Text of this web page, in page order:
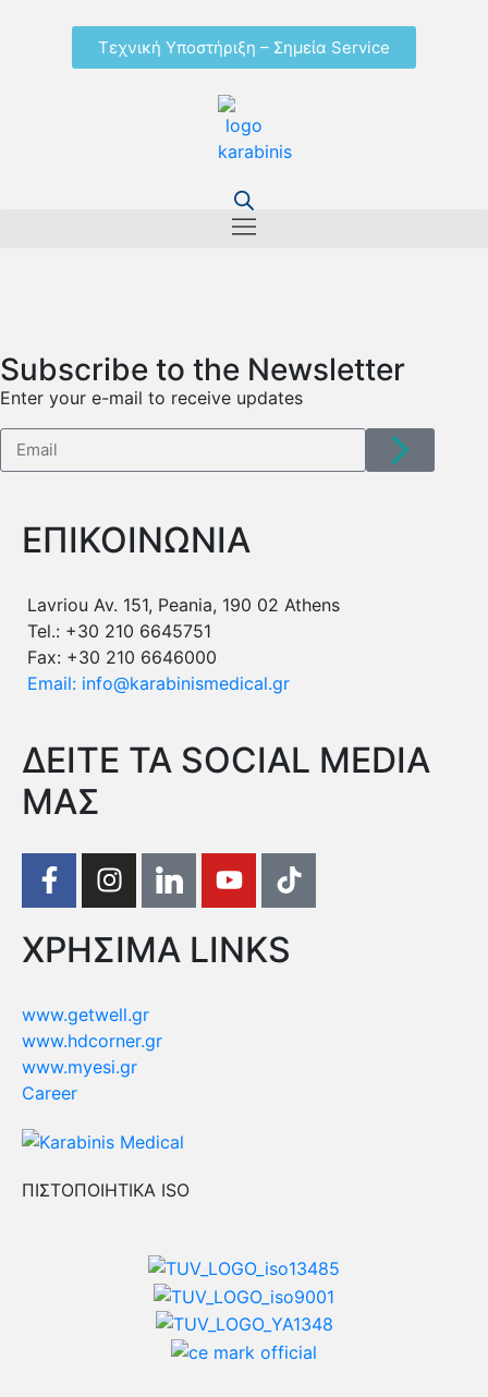
Τεχνική Υποστήριξη – Σημεία Service
Subscribe to the Newsletter
Enter your e-mail to receive updates
ΕΠΙΚΟΙΝΩΝΙΑ
Lavriou Av. 151, Peania, 190 02 Athens
Tel.: +30 210 6645751
Fax: +30 210 6646000
Email: info@karabinismedical.gr
ΔEITE TA SOCIAL MEDIA
ΜΑΣ
ΧΡΗΣΙΜΑ LINKS
www.getwell.gr
www.hdcorner.gr
www.myesi.gr
Career
ΠΙΣΤΟΠΟΙΗΤΙΚΑ ISO